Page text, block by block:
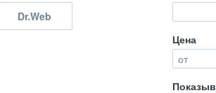
Dr.Web
Цена
от